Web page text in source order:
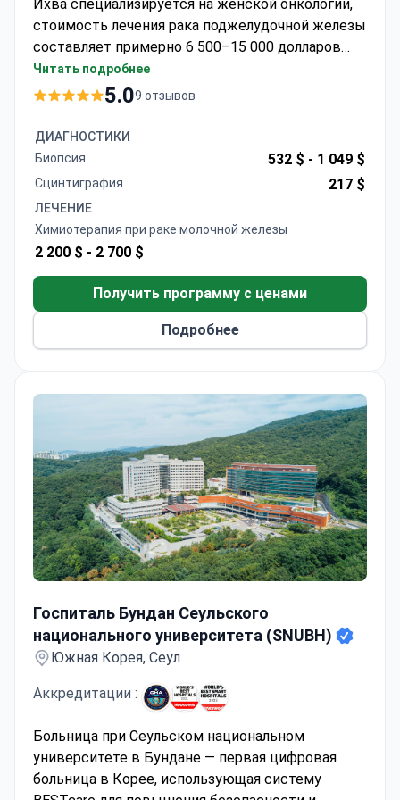
Ихва специализируется на женской онкологии,
стоимость лечения рака поджелудочной железы
составляет примерно 6 500–15 000 долларов
США. Доктор Пэк Нам Сон, входящий в сотню
лучших хирургов мира по лечению рака желудка
Онкологический центр для женщин. Он стал
пионером органосохраняющих операций на
молочной железе в Южной Корее и разработал
Центр специализируется на малоинвазивных
процедурах для достижения оптимальных
эстетических результатов.
Читать подробнее
5.09 отзывов
ДИАГНОСТИКИ
Биопсия
532 $ - 1 049 $
Сцинтиграфия 217 $
ЛЕЧЕНИЕ
Химиотерапия при раке молочной железы
2 200 $ - 2 700 $
Получить программу с ценами
Подробнее
Госпиталь Бундан Сеульского
национального университета (SNUBH)
Южная Корея, Сеул
Аккредитации :
Больница при Сеульском национальном
университете в Бундане — первая цифровая
больница в Корее, использующая систему